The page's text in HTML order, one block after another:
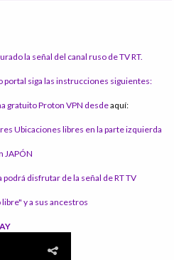
la señal del canal ruso de TV RT.
siga las instrucciones siguientes:
gratuito Proton VPN desdeaquí:
Ubicaciones libres en la parte izquierda
JAPÓN
podrá disfrutar de la señal de RT TV
y a sus ancestros